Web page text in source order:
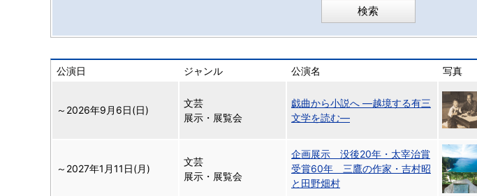
公演日 ジャンル 公演名 写真
～ 2026年9月6日(日)
文芸
展示・展覧会
戯曲から小説へ ―越境する有三
文学を読む―
～ 2027年1月11日(月)
文芸
展示・展覧会
企画展示 没後20年・太宰治賞
受賞60年 三鷹の作家・吉村昭
と田野畑村